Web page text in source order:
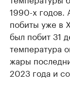
1990-х годов.
побиты уже в
был побит 31
температура
жары
2023 года и